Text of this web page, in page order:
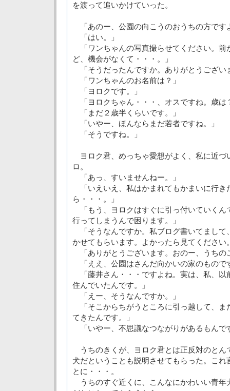
を渡って追いかけていった。
「あのー、公園の向こうのおうちの方です
「はい。」
「ワンちゃんの写真撮らせてください。前
ど、機会がなくて・・・。」
「そうだったんですか。ありがとうござい
「ワンちゃんのお名前は？」
「ヨロクです。」
「ヨロクちゃん・・・、オスですね。歳は
「まだ２歳半くらいです。」
「いやー、ほんならまだ若者ですね。」
「そうですね。」
ヨロク君、めっちゃ愛想がよく、私に近づ
ロ。
「あっ、すいませんねー。」
「いえいえ、私はかまれてもかまいに行き
ら・・・。」
「もう、ヨロクはすぐに引っ付いていくん
行ってしまうんで困ります。」
「そうなんですか。私ブログ書いてまして
かせてもらいます。よかったら見てください
「ありがとうございます。おのー、うちの
「ええ、公園はさんだ向かいの家のもので
「藤井さん・・・ですよね。実は、私、以
住んでいたんです。」
「えー、そうなんですか。」
「そこからちがうところに引っ越して、ま
てきたんです。」
「いやー、不思議なつながりがあるもんで
うちのきくが、ヨロク君とは正反対のとん
犬だということも説明させてもらった。こ
とに・・・。
うちのすぐ近くに、こんなにかわいい青年